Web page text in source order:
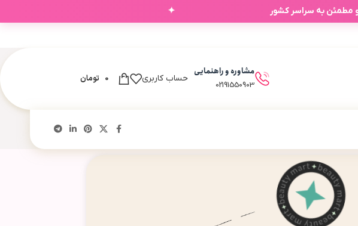
مطمئن به سراسر کشور
بر اساس انتخاب‌های شما ✦
مشاوره و راهنمایی
02191550903
حساب کاربری 0 تومان